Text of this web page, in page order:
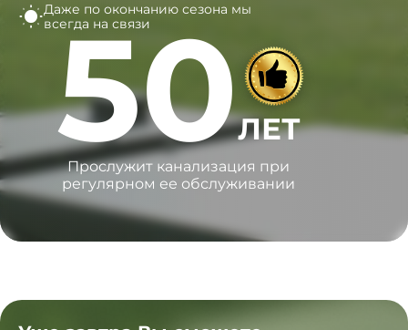
Даже по окончанию сезона мы
всегда на связи
50ЛЕТ
Прослужит канализация при
регулярном ее обслуживании